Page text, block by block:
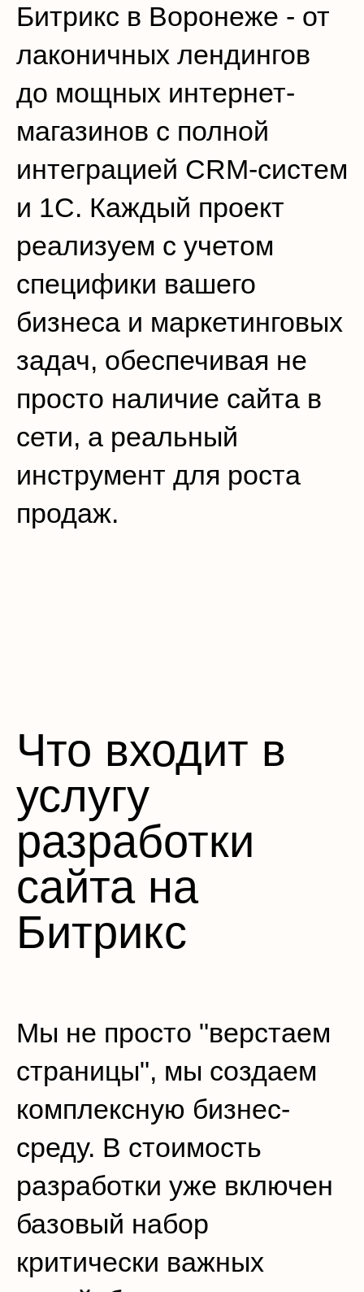
Битрикс в Воронеже - от
лаконичных лендингов
до мощных интернет-
магазинов с полной
интеграцией CRM-систем
и 1С. Каждый проект
реализуем с учетом
специфики вашего
бизнеса и маркетинговых
задач, обеспечивая не
просто наличие сайта в
сети, а реальный
инструмент для роста
продаж.
Что входит в
услугу
разработки
сайта на
Битрикс
Мы не просто "верстаем
страницы", мы создаем
комплексную бизнес-
среду. В стоимость
разработки уже включен
базовый набор
критически важных